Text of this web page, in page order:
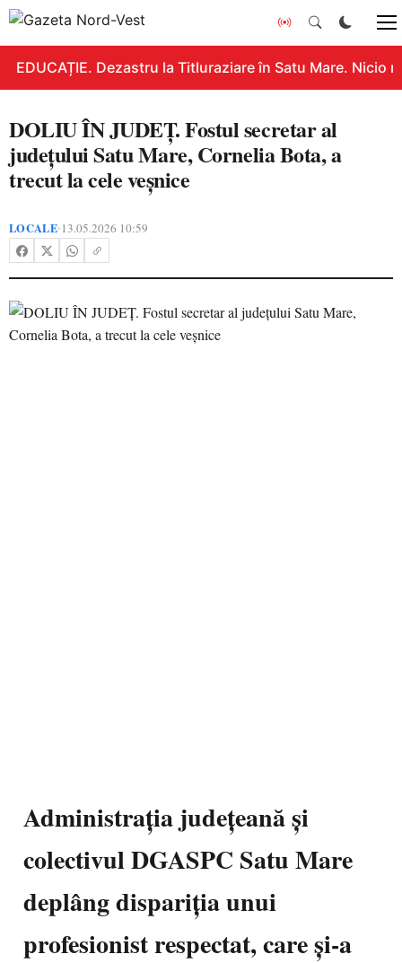
EDUCAȚIE. Dezastru la Titluraziare în Satu Mare. Nicio
DOLIU ÎN JUDEȚ. Fostul secretar al
județului Satu Mare, Cornelia Bota, a
trecut la cele veșnice
LOCALE•13.05.2026 10:59
Administrația județeană și
colectivul DGASPC Satu Mare
deplâng dispariția unui
profesionist respectat, care și-a